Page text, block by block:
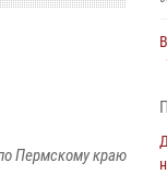
Пермскому краю